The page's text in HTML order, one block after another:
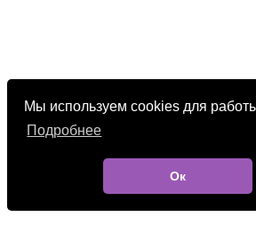
Мы используем cookies для
Подробнее
Ок